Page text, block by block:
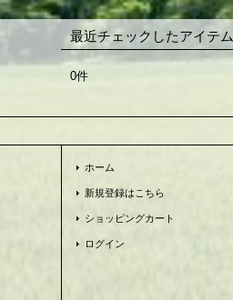
最近チェックしたアイテム
0件
ホーム
新規登録はこちら
ショッピングカート
ログイン